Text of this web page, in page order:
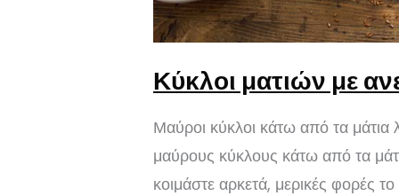
Κύκλοι ματιών με
Μαύροι κύκλοι κάτω από τα μάτια
μαύρους κύκλους κάτω από τα
κοιμάστε αρκετά, μερικές φορές